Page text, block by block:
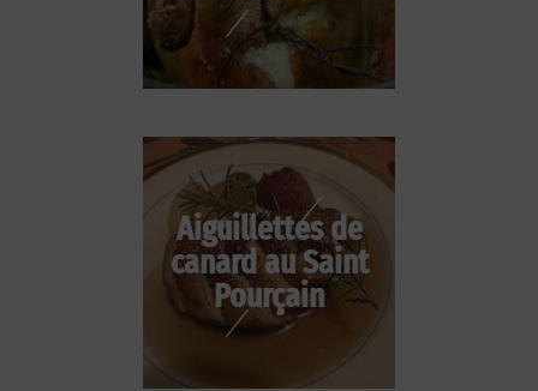
Aiguillettes de
canard au Saint
Pourçain